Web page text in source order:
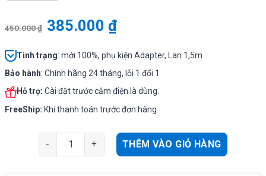
450.000₫ 385.000₫
Tình trạng: mới 100%, phụ kiện Adapter, Lan 1,5m
Bảo hành: Chính hãng 24 tháng, lỗi 1 đổi 1
Hỗ trợ: Cài đặt trước cắm điện là dùng.
FreeShip: Khi thanh toán trước đơn hàng.
TotoLink N600R | Bộ kích phát sóng không dây, xuyên
THÊM VÀO GIỎ HÀNG